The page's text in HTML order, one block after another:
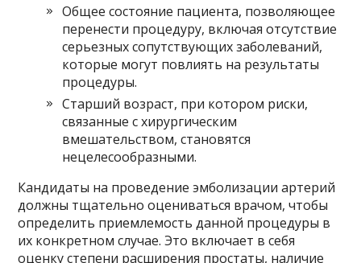
Общее состояние пациента, позволяющее
перенести процедуру, включая отсутствие
серьезных сопутствующих заболеваний,
которые могут повлиять на результаты
процедуры.
Старший возраст, при котором риски,
связанные с хирургическим
вмешательством, становятся
нецелесообразными.
Кандидаты на проведение эмболизации артерий
должны тщательно оцениваться врачом, чтобы
определить приемлемость данной процедуры в
их конкретном случае. Это включает в себя
оценку степени расширения простаты, наличие